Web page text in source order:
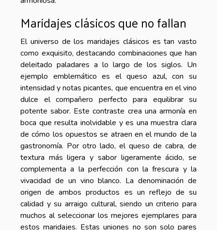
Maridajes clásicos que no fallan
El universo de los maridajes clásicos es tan vasto
como exquisito, destacando combinaciones que han
deleitado paladares a lo largo de los siglos. Un
ejemplo emblemático es el queso azul, con su
intensidad y notas picantes, que encuentra en el vino
dulce el compañero perfecto para equilibrar su
potente sabor. Este contraste crea una armonía en
boca que resulta inolvidable y es una muestra clara
de cómo los opuestos se atraen en el mundo de la
gastronomía. Por otro lado, el queso de cabra, de
textura más ligera y sabor ligeramente ácido, se
complementa a la perfección con la frescura y la
vivacidad de un vino blanco. La denominación de
origen de ambos productos es un reflejo de su
calidad y su arraigo cultural, siendo un criterio para
muchos al seleccionar los mejores ejemplares para
estos maridajes. Estas uniones no son solo pares